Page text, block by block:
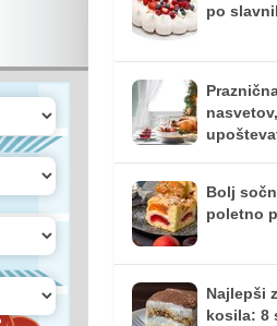
po
Bolj
poletno
Najlepši
kosila: 8